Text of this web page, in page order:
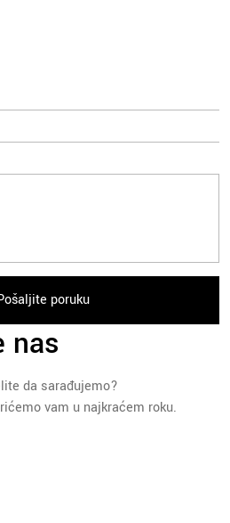
poruku
nas
da sarađujemo?
vam u najkraćem roku.